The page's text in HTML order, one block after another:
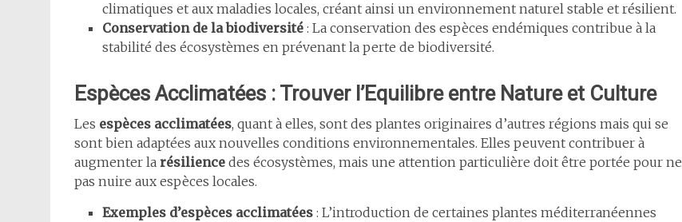
climatiques et aux maladies locales, créant ainsi un environnement naturel stable et résilient.
Conservation de la biodiversité : La conservation des espèces endémiques contribue à la
stabilité des écosystèmes en prévenant la perte de biodiversité.
Espèces Acclimatées : Trouver l’Equilibre entre Nature et Culture
Les espèces acclimatées, quant à elles, sont des plantes originaires d’autres régions mais qui se
sont bien adaptées aux nouvelles conditions environnementales. Elles peuvent contribuer à
augmenter la résilience des écosystèmes, mais une attention particulière doit être portée pour ne
pas nuire aux espèces locales.
Exemples d’espèces acclimatées : L’introduction de certaines plantes méditerranéennes